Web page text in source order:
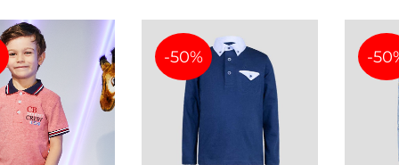
PAGLIACCETTI
TUTINE
COMPLETI
ABITI
CAMICIE
PANTALONI
ABITI
CAMICIE
PANTALONI
-50% -